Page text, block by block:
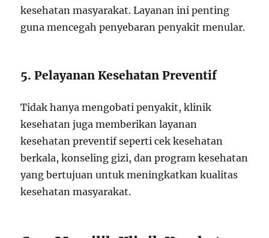
kesehatan masyarakat. Layanan ini penting
guna mencegah penyebaran penyakit menular.
5. Pelayanan Kesehatan Preventif
Tidak hanya mengobati penyakit, klinik
kesehatan juga memberikan layanan
kesehatan preventif seperti cek kesehatan
berkala, konseling gizi, dan program kesehatan
yang bertujuan untuk meningkatkan kualitas
kesehatan masyarakat.